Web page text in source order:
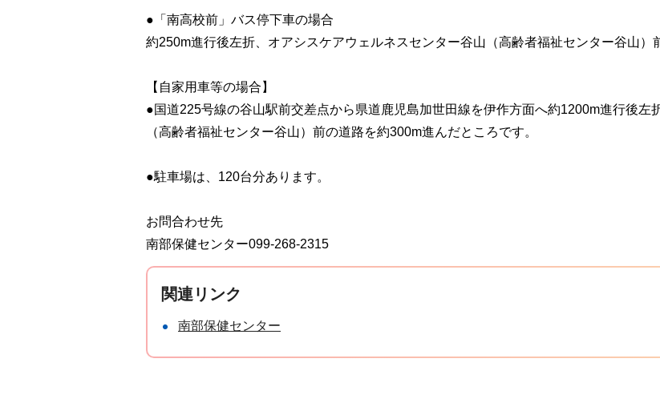
●「南高校前」バス停下車の場合
約250m進行後左折、オアシスケアウェルネスセンター谷山（高齢者福祉センター谷山）
【自家用車等の場合】
●国道225号線の谷山駅前交差点から県道鹿児島加世田線を伊作方面へ約1200m進行後左
（高齢者福祉センター谷山）前の道路を約300m進んだところです。
●駐車場は、120台分あります。
お問合わせ先
南部保健センター099-268-2315
関連リンク
南部保健センター